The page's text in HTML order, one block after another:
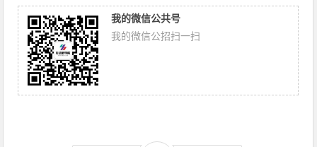
我的微信公共号
我的微信公招扫一扫